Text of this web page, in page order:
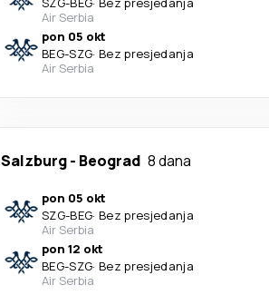
Air Serbia
pon 05 okt
BEG-SZG· Bez presjedanja
Air Serbia
Salzburg- Beograd 8 dana
pon 05 okt
SZG-BEG· Bez presjedanja
Air Serbia
pon 12 okt
BEG-SZG· Bez presjedanja
Air Serbia